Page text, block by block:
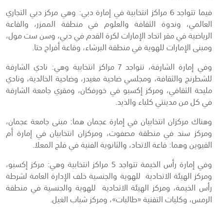
فيما تتواجد 6 مراكز انتخابية في إمارة دبي: وهي مركز دبي التجاري
العالمي، وندوة الثقافة والعلوم في منطقة الممزر، والقاعة
الرياضية في مقر اتحاد الإمارات لكرة القدم في دبي، وسن ست مول،
ومبنى الإمارات للهوية في منطقة البرشاء، وقاعة أفراح حتا.
وفي إمارة الشارقة، تتواجد 7 مراكز انتخابية وهي: نادي الشارقة
للشطرنج والثقافة، ومجلسي ضاحية مغيدر، وضاحية الخالدية، ونادي
مليحة الثقافي، ومركز إكسبو في خورفكان، ومقري جامعة الشارقة
في كل من مدينتي كلباء والذيد.
وهناك مركزان انتخابيان في إمارة عجمان هما: مبنى جامعة عجمان،
ومركز سند في منطقة مصفوت، ومركزان انتخابيان في إمارة أم
القيوين وهما: قاعة الاتحاد، والثانوية الفنية في فلج المعلا.
وفي إمارة رأس الخيمة تتواجد 5 مراكز انتخابية وهي: مركز إكسبو،
ومركز الهيئة الاتحادية للهوية والجنسية خلف الإدارة العامة لشرطة
رأس الخيمة، ومركز الهيئة الاتحادية للهوية والجنسية في منطقة
الرمس، وكليات التقنية «طالبات»، ومركز شباب الغيل.